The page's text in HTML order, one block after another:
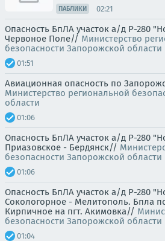
ПАБЛИКИ 02:21
Опасность БпЛА участок а/д Р-280
Червоное Поле// Министерство
безопасности Запорожской области
01:51
Авиационная опасность по
Министерство региональной
области
01:06
Опасность БпЛА участок а/д Р-280
Приазовское - Бердянск//
безопасности Запорожской области
01:06
Опасность БпЛА участок а/д Р-280
Сокологорное - Мелитополь. Бпла
Кирпичное на пгт. Акимовка//
безопасности Запорожской области
01:04